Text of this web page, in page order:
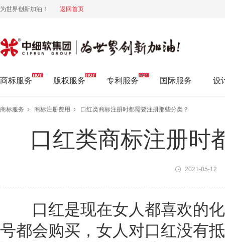
为世界创新加油！ 返回首页
中细软集团 为世界创新加油!
商标服务 版权服务 专利服务 国际服务 设
商标服务 商标注册费用 口红类商标注册时都需要注册那些分类？
口红类商标注册时
2021-05-12
口红是现在女人都喜欢的化
号都会购买，女人对口红没有